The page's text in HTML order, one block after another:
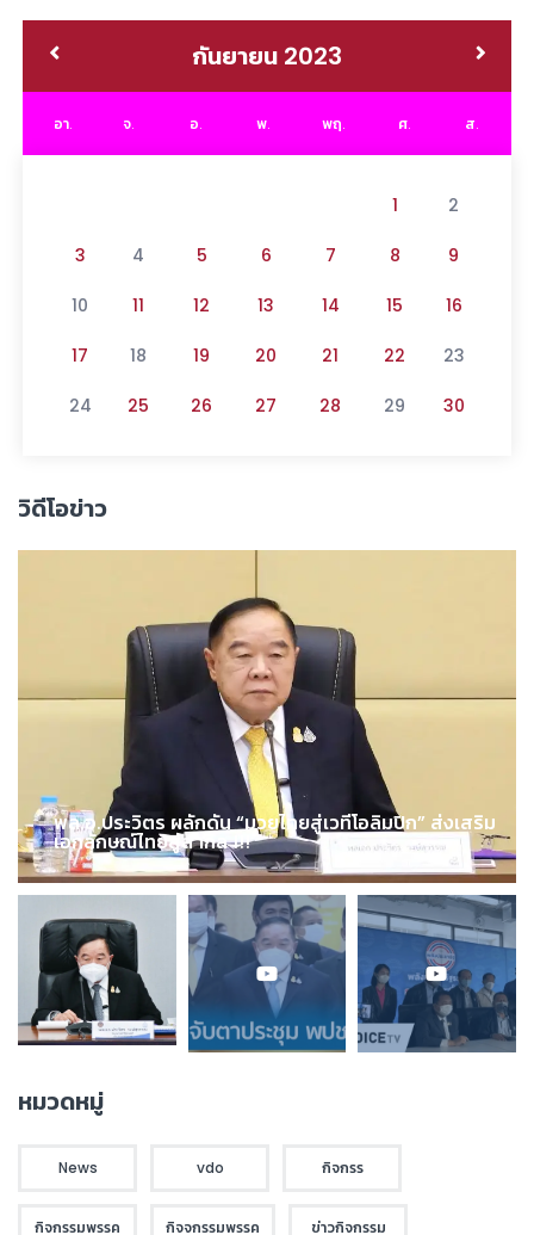
กันยายน 2023
อา. จ. อ. พ. พฤ. ศ. ส.
1 2
3 4 5 6 7 8 9
10 11 12 13 14 15 16
17 18 19 20 21 22 23
24 25 26 27 28 29 30
วิดีโอข่าว
พล.อ.ประวิตร ผลักดัน “มวยไทยสู่เวทีโอลิมปิก” ส่งเสริม
เอกลักษณ์ไทยสู่สากล !!!
หมวดหมู่
News vdo กิจกรร
กิจกรรมพรรค กิจจกรรมพรรค ข่าวกิจกรรม